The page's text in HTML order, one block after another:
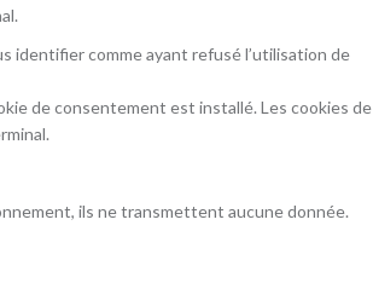
identifier comme ayant refusé l’utilisation de
de consentement est installé. Les cookies de
ils ne transmettent aucune donnée.